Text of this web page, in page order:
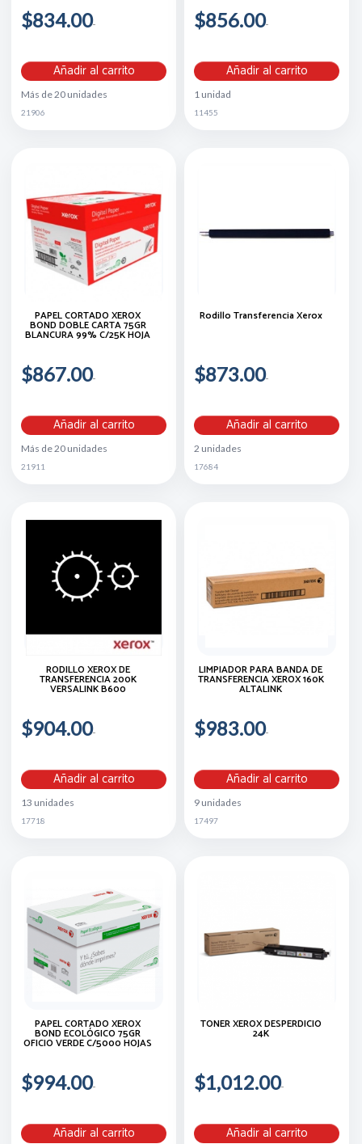
$834.00
Añadir al carrito
Más de 20 unidades
21906
$856.00
Añadir al carrito
1 unidad
11455
PAPEL CORTADO XEROX
BOND DOBLE CARTA 75GR
BLANCURA 99% C/25K HOJA
$867.00
Añadir al carrito
Más de 20 unidades
21911
Rodillo Transferencia Xerox
$873.00
Añadir al carrito
2 unidades
17684
RODILLO XEROX DE
TRANSFERENCIA 200K
VERSALINK B600
$904.00
Añadir al carrito
13 unidades
17718
LIMPIADOR PARA BANDA DE
TRANSFERENCIA XEROX 160K
ALTALINK
$983.00
Añadir al carrito
9 unidades
17497
PAPEL CORTADO XEROX
BOND ECOLÓGICO 75GR
OFICIO VERDE C/5000 HOJAS
$994.00
Añadir al carrito
TONER XEROX DESPERDICIO
24K
$1,012.00
Añadir al carrito